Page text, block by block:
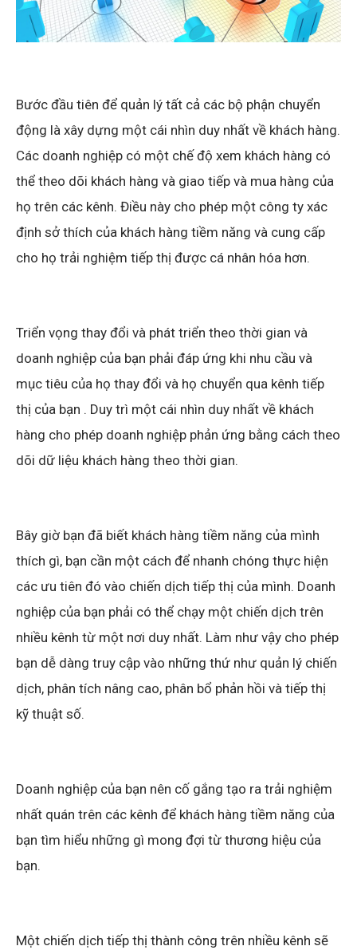
Bước đầu tiên để quản lý tất cả các bộ phận chuyển
động là xây dựng một cái nhìn duy nhất về khách hàng.
Các doanh nghiệp có một chế độ xem khách hàng có
thể theo dõi khách hàng và giao tiếp và mua hàng của
họ trên các kênh. Điều này cho phép một công ty xác
định sở thích của khách hàng tiềm năng và cung cấp
cho họ trải nghiệm tiếp thị được cá nhân hóa hơn.
Triển vọng thay đổi và phát triển theo thời gian và
doanh nghiệp của bạn phải đáp ứng khi nhu cầu và
mục tiêu của họ thay đổi và họ chuyển qua kênh tiếp
thị của bạn . Duy trì một cái nhìn duy nhất về khách
hàng cho phép doanh nghiệp phản ứng bằng cách theo
dõi dữ liệu khách hàng theo thời gian.
Bây giờ bạn đã biết khách hàng tiềm năng của mình
thích gì, bạn cần một cách để nhanh chóng thực hiện
các ưu tiên đó vào chiến dịch tiếp thị của mình. Doanh
nghiệp của bạn phải có thể chạy một chiến dịch trên
nhiều kênh từ một nơi duy nhất. Làm như vậy cho phép
bạn dễ dàng truy cập vào những thứ như quản lý chiến
dịch, phân tích nâng cao, phân bổ phản hồi và tiếp thị
kỹ thuật số.
Doanh nghiệp của bạn nên cố gắng tạo ra trải nghiệm
nhất quán trên các kênh để khách hàng tiềm năng của
bạn tìm hiểu những gì mong đợi từ thương hiệu của
bạn.
Một chiến dịch tiếp thị thành công trên nhiều kênh sẽ